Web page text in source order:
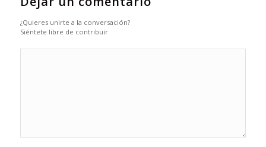
¿Quieres unirte a la conversación?
Siéntete libre de contribuir